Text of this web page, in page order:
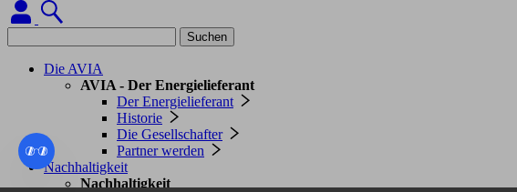
Suchen
Die AVIA
AVIA - Der Energielieferant
Der Energielieferant
Historie
Die Gesellschafter
Partner werden
Nachhaltigkeit
Nachhaltigkeit